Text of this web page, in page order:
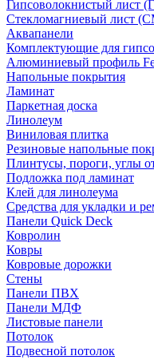
Гипсоволокнистый лист
Стекломагниевый лист
Аквапанели
Комплектующие для
Алюминиевый профиль
Напольные покрытия
Ламинат
Паркетная доска
Линолеум
Виниловая плитка
Резиновые напольные
Плинтусы, пороги, углы
Подложка под ламинат
Клей для линолеума
Средства для укладки и
Панели Quick Deck
Ковролин
Ковры
Ковровые дорожки
Стены
Панели ПВХ
Панели МДФ
Листовые панели
Потолок
Подвесной потолок